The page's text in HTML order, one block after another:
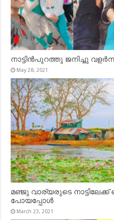
നാട്ടിൻപുറത്തു ജനിച്ചു
May 28, 2021
മഞ്ജു വാര്യരുടെ
പോയപ്പോൾ
March 23, 2021